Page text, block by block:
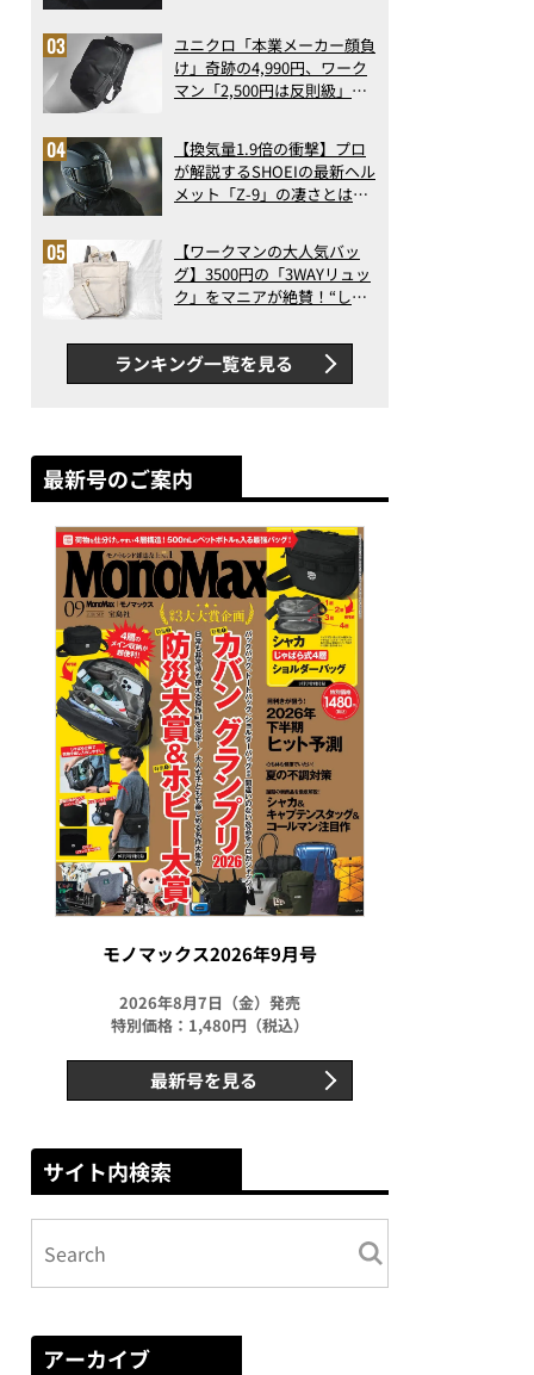
アの実力
ユニクロ「本業メーカー顔負
け」奇跡の4,990円、ワーク
マン「2,500円は反則級」凄
ト3】（2026年6月版）
【換気量1.9倍の衝撃】プロ
が解説するSHOEIの最新ヘル
メット「Z-9」の凄さとは？
ス【ワークマンの大人気バッ
グ】3500円の「3WAYリュッ
ク」をマニアが絶賛！“しご
判以上に優秀だった
ランキング一覧を見る
最新号のご案内
モノマックス2026年9月号
2026年8月7日（金）発売
特別価格：1,480円（税込）
最新号を見る
サイト内検索
アーカイブ